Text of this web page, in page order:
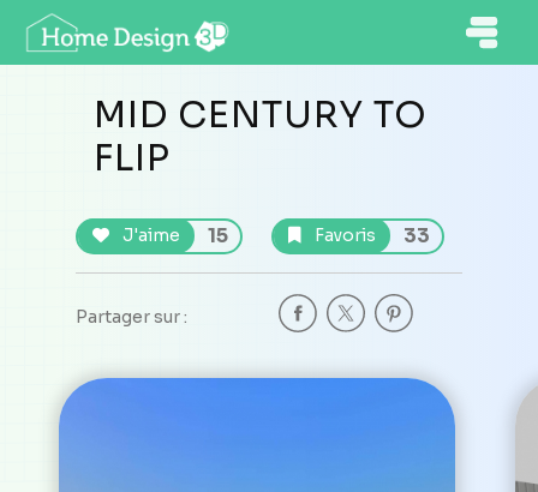
MID CENTURY TO
FLIP
J'aime 15 Favoris 33
Partager sur :